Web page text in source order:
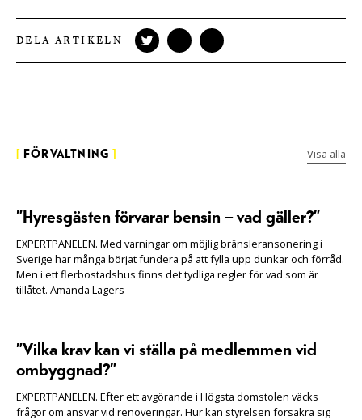
DELA ARTIKELN
FÖRVALTNING Visa alla
”Hyresgästen förvarar bensin – vad gäller?”
EXPERTPANELEN. Med varningar om möjlig bränsleransonering i
Sverige har många börjat fundera på att fylla upp dunkar och förråd.
Men i ett flerbostadshus finns det tydliga regler för vad som är
tillåtet. Amanda Lagers
”Vilka krav kan vi ställa på medlemmen vid
ombyggnad?”
EXPERTPANELEN. Efter ett avgörande i Högsta domstolen väcks
frågor om ansvar vid renoveringar. Hur kan styrelsen försäkra sig